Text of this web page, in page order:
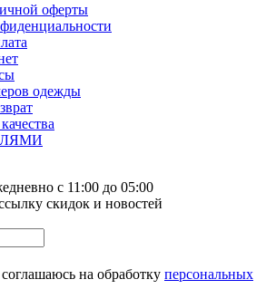
оферты
одежды
с 11:00 до 05:00
скидок и новостей
на обработку персональных